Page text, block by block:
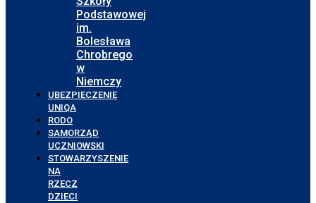
Podstawowej
im.
Bolesława
Chrobrego
w
Niemczy
UBEZPIECZENIE
UNIQA
RODO
SAMORZĄD
UCZNIOWSKI
STOWARZYSZENIE
NA
RZECZ
DZIECI